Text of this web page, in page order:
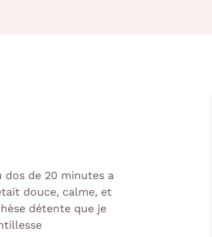
dos de 20 minutes a
douce, calme, et
détente que je